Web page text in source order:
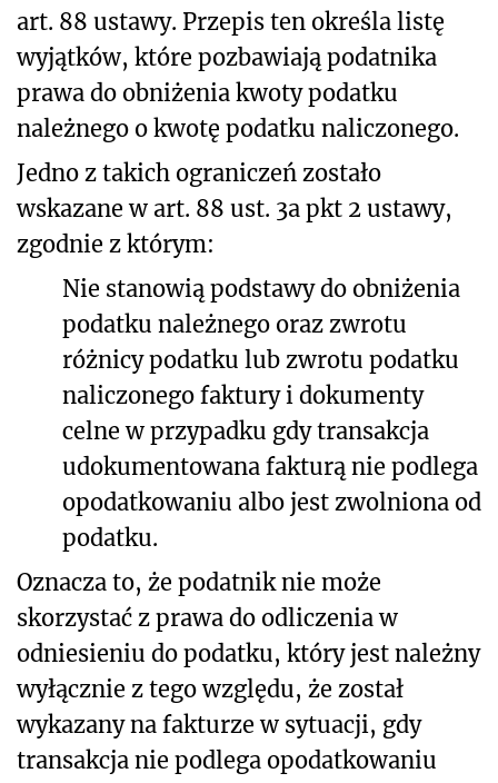
art. 88 ustawy. Przepis ten określa listę
wyjątków, które pozbawiają podatnika
prawa do obniżenia kwoty podatku
należnego o kwotę podatku naliczonego.
Jedno z takich ograniczeń zostało
wskazane w art. 88 ust. 3a pkt 2 ustawy,
zgodnie z którym:
Nie stanowią podstawy do obniżenia
podatku należnego oraz zwrotu
różnicy podatku lub zwrotu podatku
naliczonego faktury i dokumenty
celne w przypadku gdy transakcja
udokumentowana fakturą nie podlega
opodatkowaniu albo jest zwolniona od
podatku.
Oznacza to, że podatnik nie może
skorzystać z prawa do odliczenia w
odniesieniu do podatku, który jest należny
wyłącznie z tego względu, że został
wykazany na fakturze w sytuacji, gdy
transakcja nie podlega opodatkowaniu